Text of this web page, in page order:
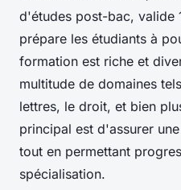
d'études post-bac, valide
prépare les étudiants à
formation est riche et
multitude de domaines
lettres, le droit, et bien
principal est d'assurer
tout en permettant
spécialisation.